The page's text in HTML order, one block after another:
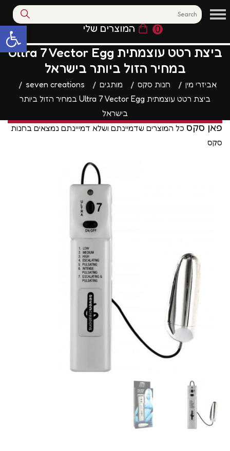
פתח סרגל 0 המוצרים שלי
ביצת רטט עוצמתית Ultra 7 Vector Egg
במחיר הזול ביותר בישראל
אביזרי מין חנות סקס מותגים
seven creations
ביצת רטט עוצמתית Ultra 7 Vector Egg במחיר הזול ביותר
בישראל
פאן סקס כל המוצרים שדמיינתם ושלא דמייינתם נמצאים בחנות
סקס